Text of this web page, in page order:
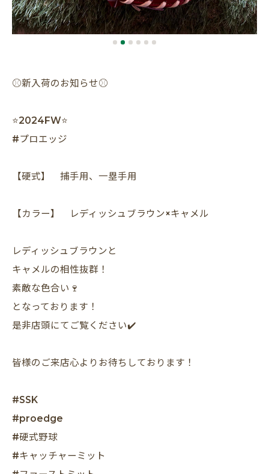
⚾️新入荷のお知らせ⚾️
⭐️2024FW⭐️
#プロエッジ
【硬式】 捕手用、一塁手用
【カラー】 レディッシュブラウン×キャメル
レディッシュブラウンと
キャメルの相性抜群！
素敵な色合い🍷
となっております！
是非店頭にてご覧ください✔️
皆様のご来店心よりお待ちしております！
#SSK
#proedge
#硬式野球
#キャッチャーミット